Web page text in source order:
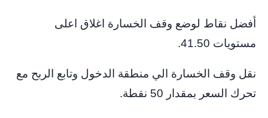
أفضل نقاط لوضع وقف الخسارة اغلاق اعلى
مستويات 41.50.
نقل وقف الخسارة الي منطقة الدخول وتابع الربح مع
تحرك السعر بمقدار 50 نقطة.